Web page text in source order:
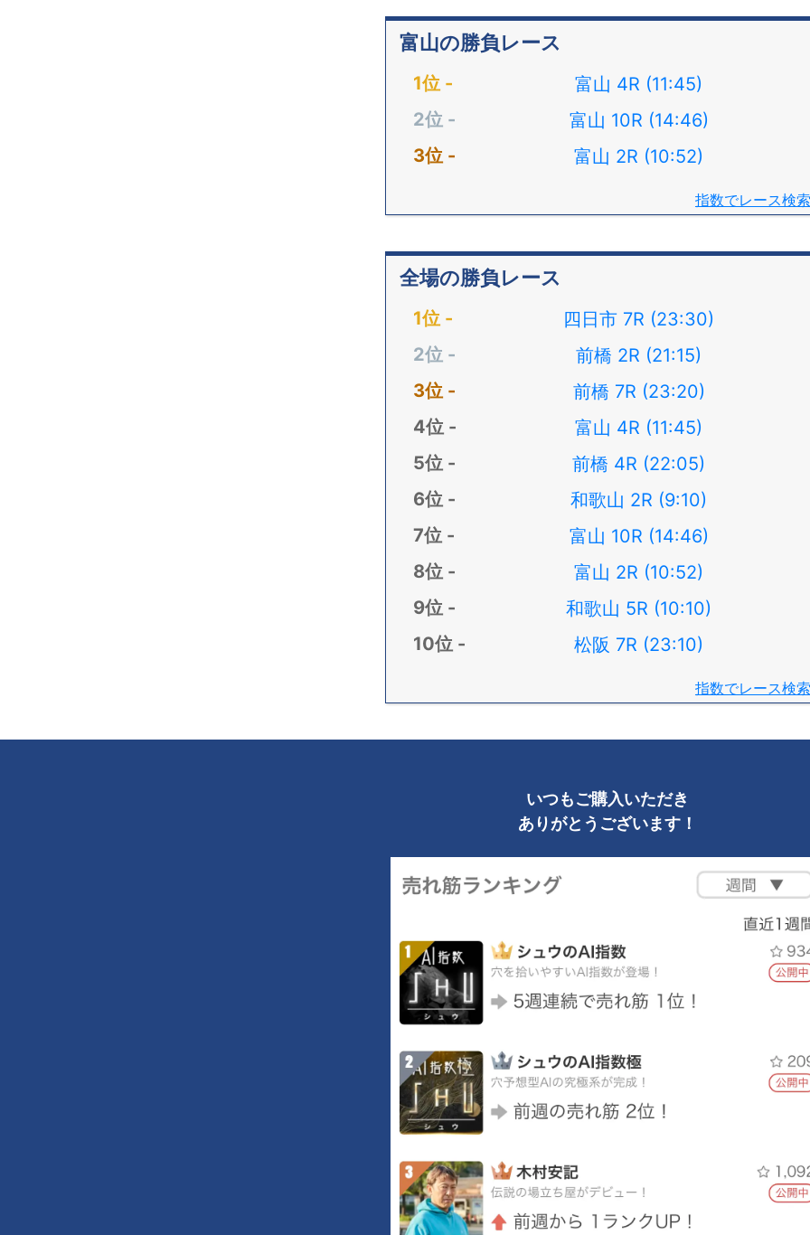
富山の勝負レース
富山 4R (11:45)
富山 10R (14:46)
富山 2R (10:52)
指数でレース検索
全場の勝負レース
四日市 7R (23:30)
前橋 2R (21:15)
前橋 7R (23:20)
富山 4R (11:45)
前橋 4R (22:05)
和歌山 2R (9:10)
富山 10R (14:46)
富山 2R (10:52)
和歌山 5R (10:10)
松阪 7R (23:10)
指数でレース検索
いつもご購入いただき
ありがとうございます！